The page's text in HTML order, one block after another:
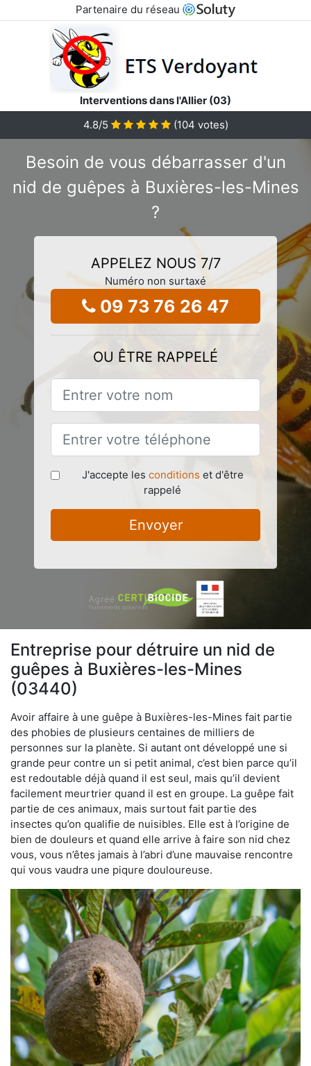
Partenaire du réseau
Interventions dans l'Allier (03)
4.8/5 (104 votes)
Besoin de vous débarrasser d'un
nid de guêpes à Buxières-les-Mines
?
APPELEZ NOUS 7/7
Numéro non surtaxé
09 73 76 26 47
OU ÊTRE RAPPELÉ
J'accepte les conditions et d'être
rappelé
Envoyer
Entreprise pour détruire un nid de
guêpes à Buxières-les-Mines
(03440)
Avoir affaire à une guêpe à Buxières-les-Mines fait partie
des phobies de plusieurs centaines de milliers de
personnes sur la planète. Si autant ont développé une si
grande peur contre un si petit animal, c’est bien parce qu’il
est redoutable déjà quand il est seul, mais qu’il devient
facilement meurtrier quand il est en groupe. La guêpe fait
partie de ces animaux, mais surtout fait partie des
insectes qu’on qualifie de nuisibles. Elle est à l’origine de
bien de douleurs et quand elle arrive à faire son nid chez
vous, vous n’êtes jamais à l’abri d’une mauvaise rencontre
qui vous vaudra une piqure douloureuse.